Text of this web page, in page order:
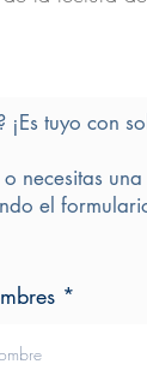
tuyo con
necesitas
el